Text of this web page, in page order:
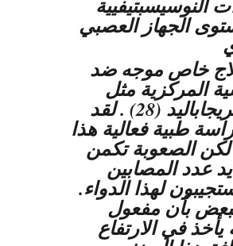
النوسيسبتيفيية
الجهاز العصبي
خاص موجه ضد
المركزية مثل
عقار البريجاباليد (28) . لقد
طبية فعالية هذا
لكن الصعوبة تكمن
عدد المصابين
لهذا الدواء.
بأن مفعول
يأخذ في الارتفاع